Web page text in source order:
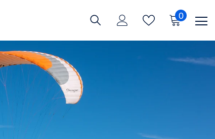
00
item